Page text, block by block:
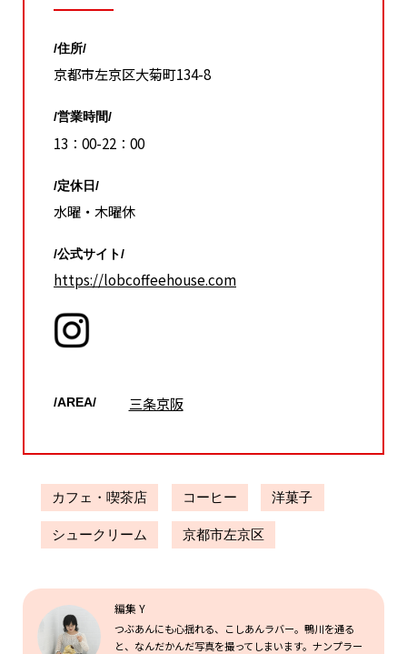
/住所/
京都市左京区大菊町134-8
/営業時間/
13：00-22：00
/定休日/
水曜・木曜休
/公式サイト/
https://lobcoffeehouse.com
/AREA/ 三条京阪
カフェ・喫茶店 コーヒー 洋菓子
シュークリーム 京都市左京区
編集 Y
つぶあんにも心揺れる、こしあんラバー。鴨川を通る
と、なんだかんだ写真を撮ってしまいます。ナンプラー